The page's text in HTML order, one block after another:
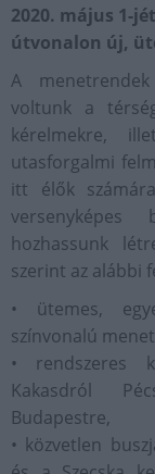
2020. május 1-
útvonalon új,
A
voltunk a
kérelmekre,
utasforgalmi
itt élők
versenyképes
hozhassunk
szerint az alábbi
• ütemes,
színvonalú
• rendszeres
Kakasdról
Budapestre,
• közvetlen